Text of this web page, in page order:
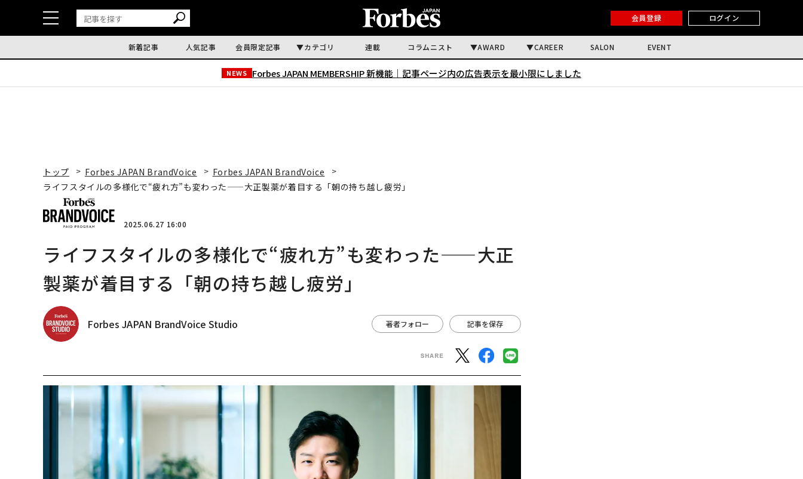
会員登録 ログイン
新着記事 人気記事 会員限定記事 カテゴリ 連載 コラムニスト AWARD CAREER SALON EVENT
NEWS Forbes JAPAN MEMBERSHIP 新機能｜ 記事ページ内の広告表示を最小限にしました
トップ Forbes JAPAN BrandVoice
Forbes JAPAN BrandVoice
ライフスタイルの多様化で“疲れ方”も変わった——大正製薬が着目する「朝の持ち越し疲労」
2025.06.27 16:00
ライフスタイルの多様化で“疲れ方”も変わった——大正
製薬が着目する「朝の持ち越し疲労」
Forbes JAPAN BrandVoice Studio 著者フォロー 記事を保存